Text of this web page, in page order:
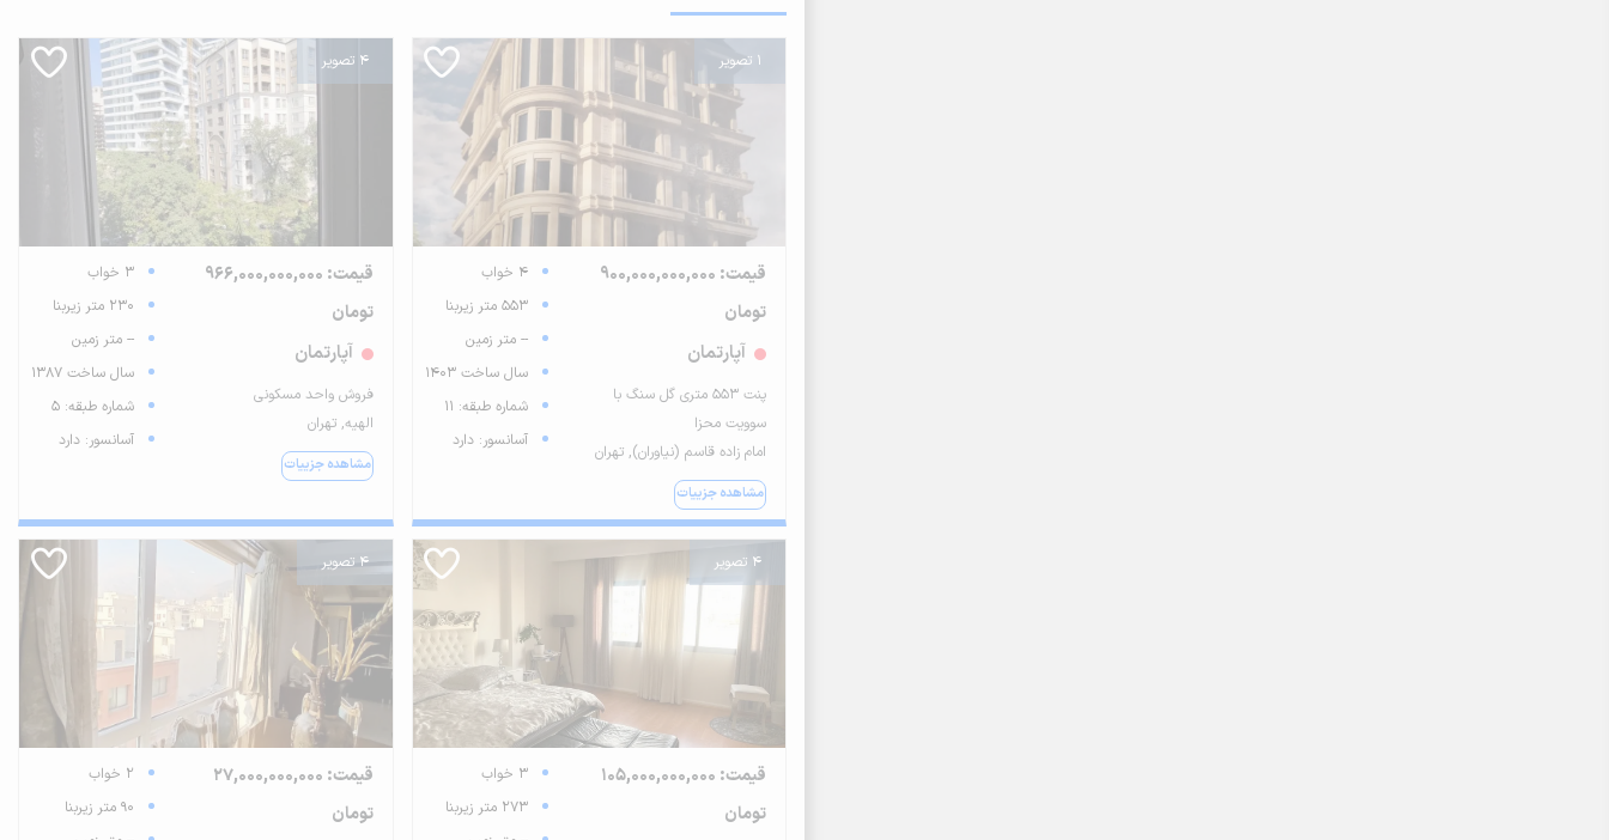
1 تصویر
قیمت: 900,000,000,000
تومان
آپارتمان
پنت ۵۵۳ متری گل سنگ با
سوویت محزا
امام زاده قاسم (نیاوران), تهران
مشاهده جزییات
4 خواب
553 متر زیربنا
-- متر زمین
سال ساخت 1403
شماره طبقه: 11
آسانسور: دارد
4 تصویر
قیمت: 966,000,000,000
تومان
آپارتمان
فروش واحد مسکونی
الهیه, تهران
مشاهده جزییات
3 خواب
230 متر زیربنا
-- متر زمین
سال ساخت 1387
شماره طبقه: 5
آسانسور: دارد
4 تصویر
قیمت: 105,000,000,000
تومان
3 خواب
273 متر زیربنا
4 تصویر
قیمت: 27,000,000,000
تومان
2 خواب
90 متر زیربنا